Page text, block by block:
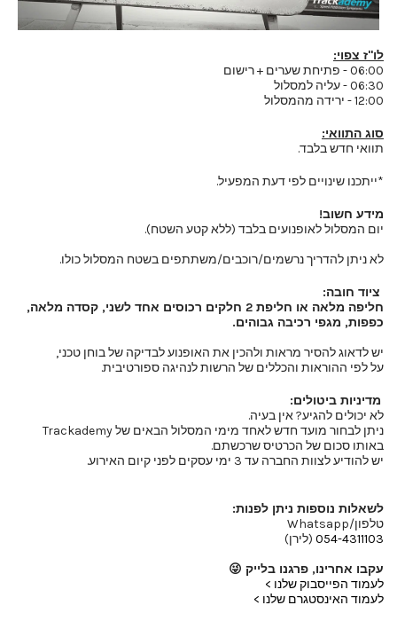
לו"ז צפוי:
06:00 - פתיחת שערים + רישום
06:30 - עליה למסלול
12:00 - ירידה מהמסלול
סוג התוואי:
תוואי חדש בלבד.
*ייתכנו שינויים לפי דעת המפעיל.
מידע חשוב!
יום המסלול לאופנועים בלבד (ללא קטע השטח).
לא ניתן להדריך נרשמים/רוכבים/משתתפים בשטח המסלול כולו.
ציוד חובה:
חליפה מלאה או חליפת 2 חלקים רכוסים אחד לשני, קסדה מלאה,
כפפות, מגפי רכיבה גבוהים.
יש לדאוג להסיר מראות ולהכין את האופנוע לבדיקה של בוחן טכני,
על לפי ההוראות והכללים של הרשות לנהיגה ספורטיבית.
מדיניות ביטולים:
לא יכולים להגיע? אין בעיה.
ניתן לבחור מועד חדש לאחד מימי המסלול הבאים של Trackademy
באותו סכום של הכרטיס שרכשתם.
יש להודיע לצוות החברה עד 3 ימי עסקים לפני קיום האירוע.
לשאלות נוספות ניתן לפנות:
טלפון/Whatsapp
054-4311103 (לירן)
עקבו אחרינו, פרגנו בלייק 😜
לעמוד הפייסבוק שלנו >
לעמוד האינסטגרם שלנו >